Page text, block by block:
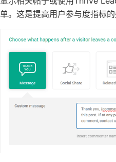
单。这是提高用户参与度指标的